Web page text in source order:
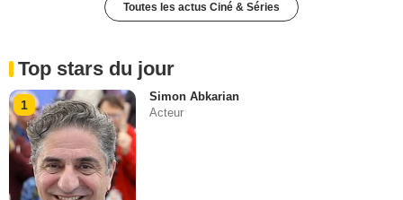
Toutes les actus Ciné & Séries
Top stars du jour
1
Simon Abkarian
Acteur